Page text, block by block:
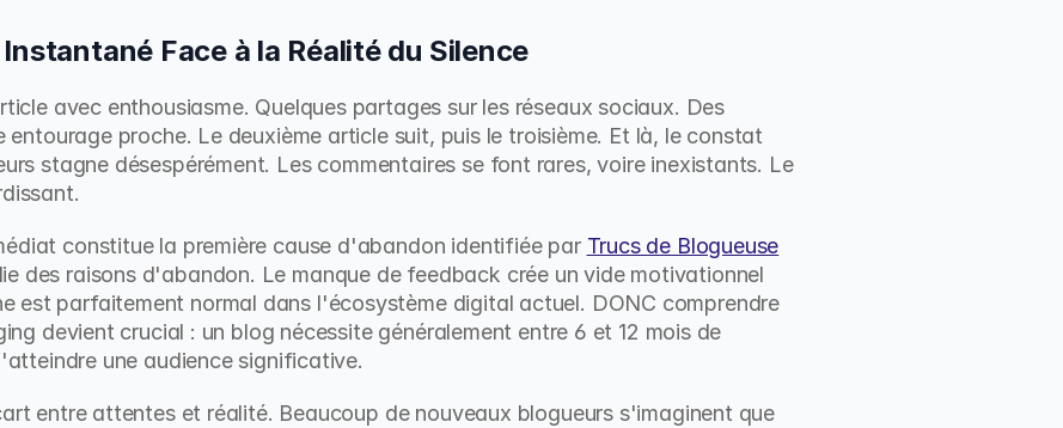
Face à la Réalité du Silence
avec enthousiasme. Quelques partages sur les réseaux sociaux. Des
proche. Le deuxième article suit, puis le troisième. Et là, le constat
stagne désespérément. Les commentaires se font rares, voire inexistants. Le
constitue la première cause d'abandon identifiée par Trucs de Blogueuse
des raisons d'abandon. Le manque de feedback crée un vide motivationnel
est parfaitement normal dans l'écosystème digital actuel. DONC comprendre
devient crucial : un blog nécessite généralement entre 6 et 12 mois de
une audience significative.
entre attentes et réalité. Beaucoup de nouveaux blogueurs s'imaginent que